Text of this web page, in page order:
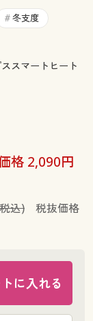
# 冬支度
スマートヒート
格 2,090円
込)税抜価格
に入れる